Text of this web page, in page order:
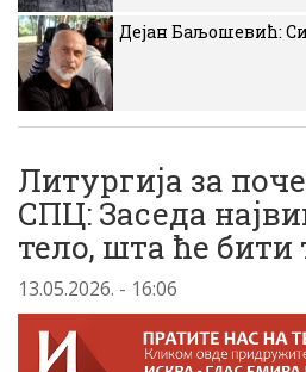
Дејан Баљошевић:
Литургија за
СПЦ: Заседа
тело, шта ће бити
13.05.2026. - 16:06